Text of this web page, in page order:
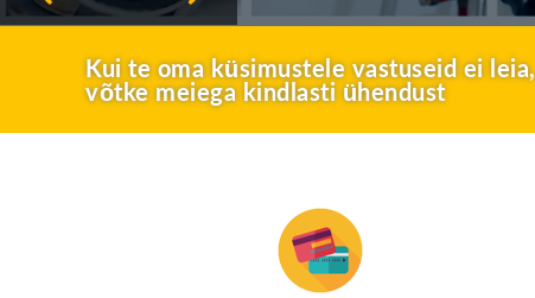
Kui te oma küsimustele vastuseid ei leia,
võtke meiega kindlasti ühendust